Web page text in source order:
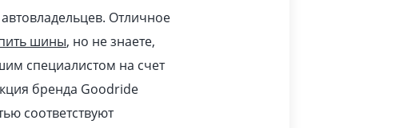
Отличное
шины, но не знаете,
специалистом на счет
бренда Goodride
соответствуют